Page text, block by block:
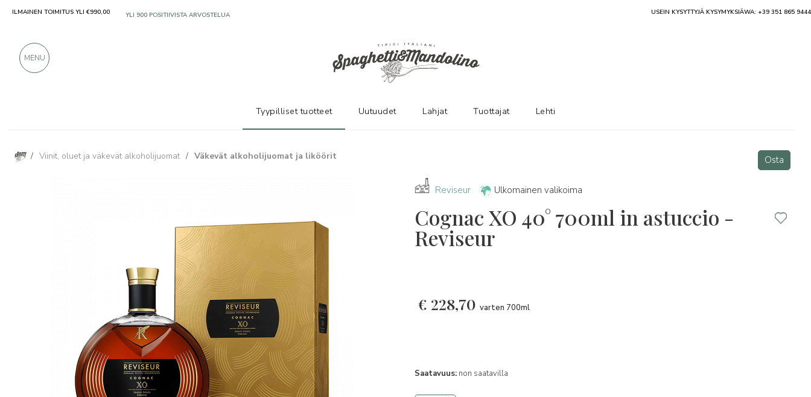
/ Viinit, oluet ja väkevät alkoholijuomat / Väkevät alkoholijuomat ja liköörit Osta
Reviseur Ulkomainen valikoima
Cognac XO 40° 700ml in astuccio -
Reviseur
€ 228,70 varten 700ml
Saatavuus: non saatavilla
ILMAINEN TOIMITUS YLI €990,00 VAIN ERINOMAISILTA VALMISTAJILTA USEIN KYSYTTYJÄ KYSYMYKSIÄWA: +39 351 865 9444
MENU
Tyypilliset tuotteet Uutuudet Lahjat Tuottajat Lehti